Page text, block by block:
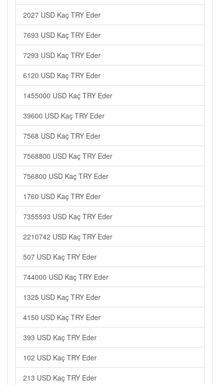
2027 USD Kaç TRY Eder
7693 USD Kaç TRY Eder
7293 USD Kaç TRY Eder
6120 USD Kaç TRY Eder
1455000 USD Kaç TRY Eder
39600 USD Kaç TRY Eder
7568 USD Kaç TRY Eder
7568800 USD Kaç TRY Eder
756800 USD Kaç TRY Eder
1760 USD Kaç TRY Eder
7355593 USD Kaç TRY Eder
2210742 USD Kaç TRY Eder
507 USD Kaç TRY Eder
744000 USD Kaç TRY Eder
1325 USD Kaç TRY Eder
4150 USD Kaç TRY Eder
393 USD Kaç TRY Eder
102 USD Kaç TRY Eder
213 USD Kaç TRY Eder